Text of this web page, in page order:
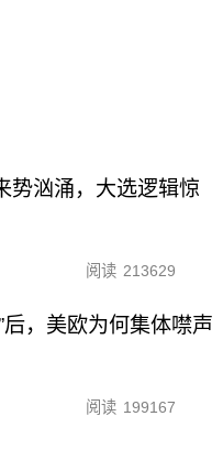
势汹涌，大选逻辑惊
阅读 213629
后，美欧为何集体噤声
阅读 199167